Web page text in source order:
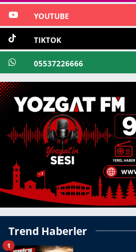
YOUTUBE
TIKTOK
05537226666
Trend Haberler
1